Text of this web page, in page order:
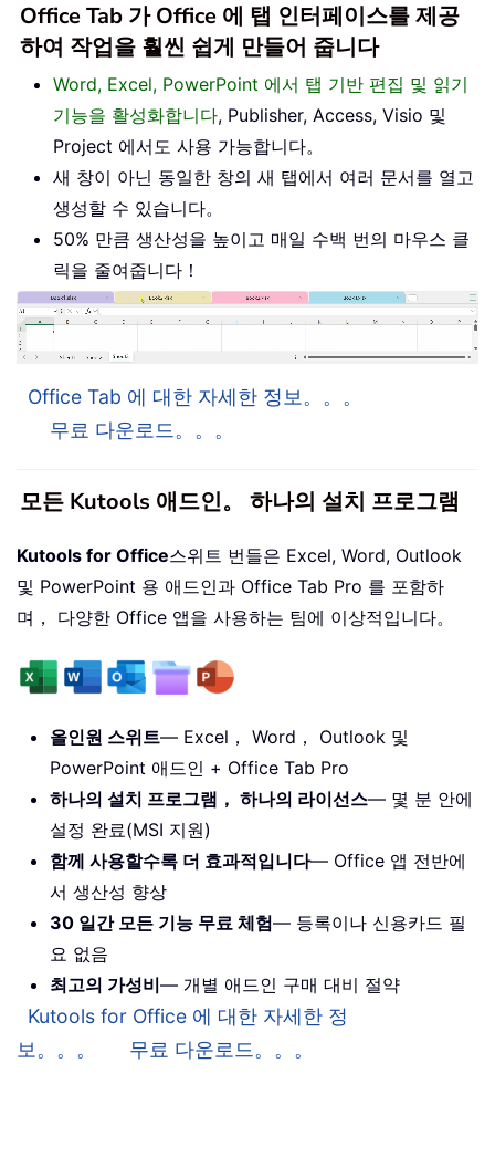
Office Tab 가 Office 에 탭 인터페이스를 제공
하여 작업을 훨씬 쉽게 만들어 줍니다
Word, Excel, PowerPoint 에서 탭 기반 편집 및 읽기
기능을 활성화합니다, Publisher, Access, Visio 및
Project 에서도 사용 가능합니다。
새 창이 아닌 동일한 창의 새 탭에서 여러 문서를 열고
생성할 수 있습니다。
50% 만큼 생산성을 높이고 매일 수백 번의 마우스 클
릭을 줄여줍니다！
Office Tab 에 대한 자세한 정보。。。
무료 다운로드。。。
모든 Kutools 애드인。 하나의 설치 프로그램
Kutools for Office스위트 번들은 Excel, Word, Outlook
및 PowerPoint 용 애드인과 Office Tab Pro 를 포함하
며， 다양한 Office 앱을 사용하는 팀에 이상적입니다。
올인원 스위트— Excel， Word， Outlook 및
PowerPoint 애드인 + Office Tab Pro
하나의 설치 프로그램， 하나의 라이선스— 몇 분 안에
설정 완료(MSI 지원)
함께 사용할수록 더 효과적입니다— Office 앱 전반에
서 생산성 향상
30 일간 모든 기능 무료 체험— 등록이나 신용카드 필
요 없음
최고의 가성비— 개별 애드인 구매 대비 절약
Kutools for Office 에 대한 자세한 정
보。。。
무료 다운로드。。。